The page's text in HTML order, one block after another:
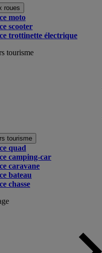
roues
moto
scooter
trottinette électrique
tourisme
tourisme
quad
camping-car
caravane
bateau
chasse